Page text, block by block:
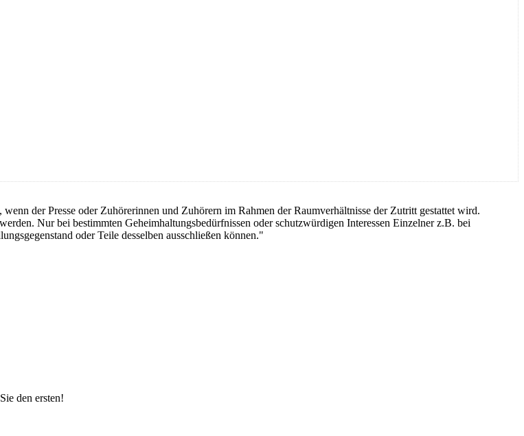
der Presse oder Zuhörerinnen und Zuhörern im Rahmen der Raumverhältnisse der Zutritt gestattet wird.
Nur bei bestimmten Geheimhaltungsbedürfnissen oder schutzwürdigen Interessen Einzelner z.B. bei
oder Teile desselben ausschließen können."
den ersten!